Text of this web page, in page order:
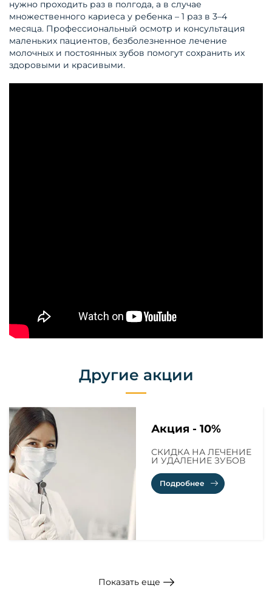
нужно проходить раз в полгода, а в случае
множественного кариеса у ребенка – 1 раз в 3–4
месяца. Профессиональный осмотр и консультация
маленьких пациентов, безболезненное лечение
молочных и постоянных зубов помогут сохранить их
здоровыми и красивыми.
Другие акции
Акция - 10%
СКИДКА НА ЛЕЧЕНИЕ
И УДАЛЕНИЕ ЗУБОВ
Подробнее
Показать еще